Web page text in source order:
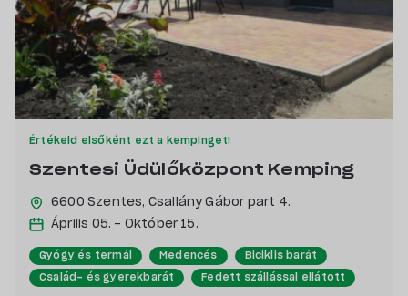
Értékeld elsőként ezt a kempinget!
Szentesi Üdülőközpont Kemping
6600 Szentes, Csallány Gábor part 4.
Április 05. - Október 15.
Gyógy és termál Medencés Biciklis barát
Család- és gyerekbarát Fedett szállással ellátott